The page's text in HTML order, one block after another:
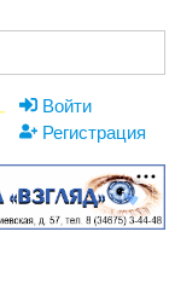
Войти
Регистрация